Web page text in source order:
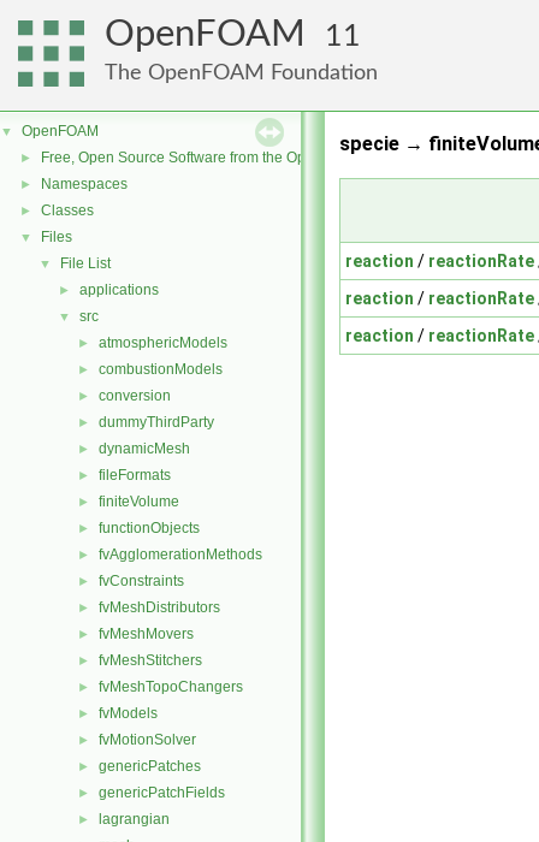
OpenFOAM 11
The OpenFOAM Foundation
▼ OpenFOAM
► Free, Open Source Software from the OpenFOAM Foundation
► Namespaces
► Classes
▼ Files
▼ File List
► applications
▼ src
► atmosphericModels
► combustionModels
► conversion
► dummyThirdParty
► dynamicMesh
► fileFormats
► finiteVolume
► functionObjects
► fvAgglomerationMethods
► fvConstraints
► fvMeshDistributors
► fvMeshMovers
► fvMeshStitchers
► fvMeshTopoChangers
► fvModels
► fvMotionSolver
► genericPatches
► genericPatchFields
► lagrangian
specie →
reaction / reactionRate
reaction / reactionRate
reaction / reactionRate